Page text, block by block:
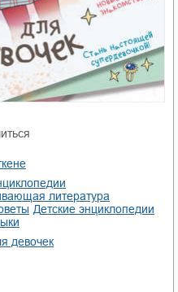
литература
детские энциклопедии
девочек